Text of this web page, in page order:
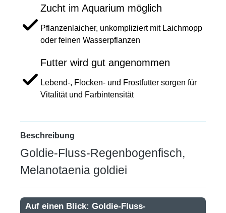
Zucht im Aquarium möglich
Pflanzenlaicher, unkompliziert mit Laichmopp
oder feinen Wasserpflanzen
Futter wird gut angenommen
Lebend-, Flocken- und Frostfutter sorgen für
Vitalität und Farbintensität
Beschreibung
Goldie-Fluss-Regenbogenfisch,
Melanotaenia goldiei
Auf einen Blick: Goldie-Fluss-